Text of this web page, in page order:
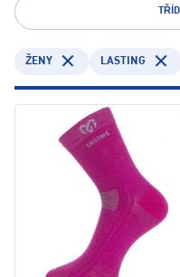
ŽENY LASTING